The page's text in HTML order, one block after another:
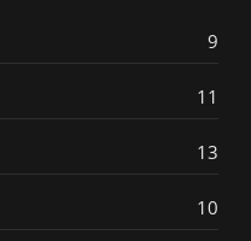
9
11
13
10